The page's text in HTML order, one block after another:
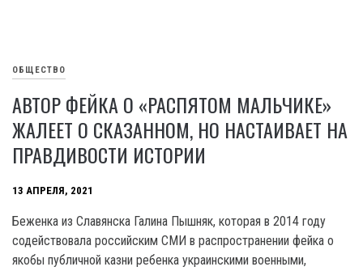
ОБЩЕСТВО
АВТОР ФЕЙКА О «РАСПЯТОМ МАЛЬЧИКЕ»
ЖАЛЕЕТ О СКАЗАННОМ, НО НАСТАИВАЕТ НА
ПРАВДИВОСТИ ИСТОРИИ
13 АПРЕЛЯ, 2021
Беженка из Славянска Галина Пышняк, которая в 2014 году
содействовала российским СМИ в распространении фейка о
якобы публичной казни ребенка украинскими военными,